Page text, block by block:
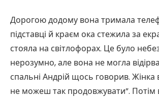
Дорогою додому вона тримала
підставці й краєм ока стежила за
стояла на світлофорах. Це було
нерозумно, але вона не могла
спальні Андрій щось говорив. Жінка
не можеш так продовжувати”. Потім